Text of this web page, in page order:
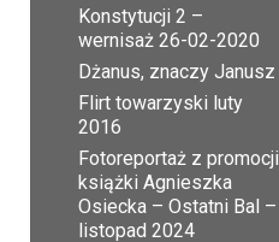
Konstytucji 2 –
wernisaż 26-02-2020
Dżanus, znaczy Janusz
Flirt towarzyski luty
2016
Fotoreportaż z promocji
książki Agnieszka
Osiecka – Ostatni Bal –
listopad 2024